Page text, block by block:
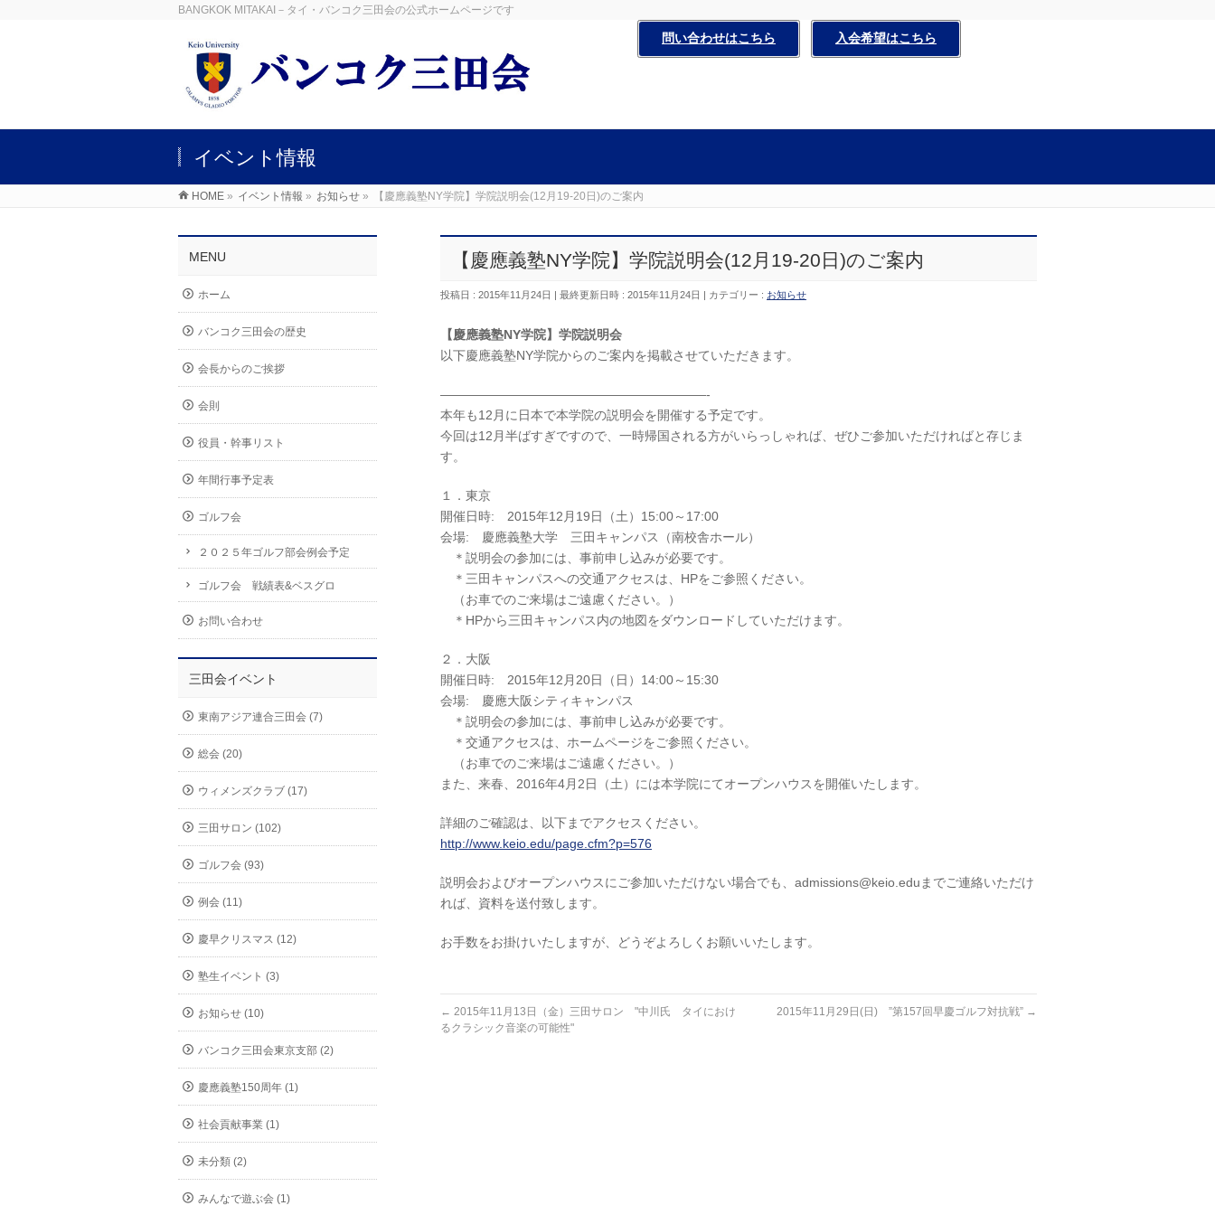
BANGKOK MITAKAI－タイ・バンコク三田会の公式ホームページです
問い合わせはこちら 入会希望はこちら
イベント情報
HOME » イベント情報 » お知らせ » 【慶應義塾NY学院】学院説明会(12月19-20日)のご案内
【慶應義塾NY学院】学院説明会(12月19-20日)のご案内
投稿日 : 2015年11月24日 最終更新日時 : 2015年11月24日 カテゴリー : お知らせ
【慶應義塾NY学院】学院説明会
以下慶應義塾NY学院からのご案内を掲載させていただきます。
—————————————————————-
本年も12月に日本で本学院の説明会を開催する予定です。
今回は12月半ばすぎですので、一時帰国される方がいらっしゃれば、ぜひご参加いただければと存じま
す。
１．東京
開催日時: 2015年12月19日（土）15:00～17:00
会場: 慶應義塾大学 三田キャンパス（南校舎ホール）
＊説明会の参加には、事前申し込みが必要です。
＊三田キャンパスへの交通アクセスは、HPをご参照ください。
（お車でのご来場はご遠慮ください。）
＊HPから三田キャンパス内の地図をダウンロードしていただけます。
２．大阪
開催日時: 2015年12月20日（日）14:00～15:30
会場: 慶應大阪シティキャンパス
＊説明会の参加には、事前申し込みが必要です。
＊交通アクセスは、ホームページをご参照ください。
（お車でのご来場はご遠慮ください。）
また、来春、2016年4月2日（土）には本学院にてオープンハウスを開催いたします。
詳細のご確認は、以下までアクセスください。
http://www.keio.edu/page.cfm?p=576
説明会およびオープンハウスにご参加いただけない場合でも、admissions@keio.eduまでご連絡いただけ
れば、資料を送付致します。
お手数をお掛けいたしますが、どうぞよろしくお願いいたします。
← 2015年11月13日（金）三田サロン "中川氏 タイにおけ
るクラシック音楽の可能性"
2015年11月29日(日) ”第157回早慶ゴルフ対抗戦” →
MENU
ホーム
バンコク三田会の歴史
会長からのご挨拶
会則
役員・幹事リスト
年間行事予定表
ゴルフ会
２０２５年ゴルフ部会例会予定
ゴルフ会 戦績表&ベスグロ
お問い合わせ
三田会イベント
東南アジア連合三田会 (7)
総会 (20)
ウィメンズクラブ (17)
三田サロン (102)
ゴルフ会 (93)
例会 (11)
慶早クリスマス (12)
塾生イベント (3)
お知らせ (10)
バンコク三田会東京支部 (2)
慶應義塾150周年 (1)
社会貢献事業 (1)
未分類 (2)
みんなで遊ぶ会 (1)